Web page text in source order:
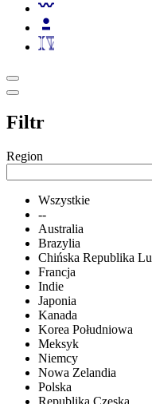
Filtr
Region
Wszystkie
--
Australia
Brazylia
Chińska Republika
Francja
Indie
Japonia
Kanada
Korea Południowa
Meksyk
Niemcy
Nowa Zelandia
Polska
Republika Czeska